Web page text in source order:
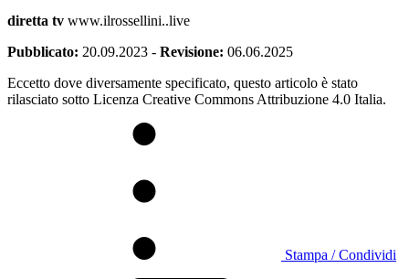
diretta tv www.ilrossellini..live
Pubblicato: 20.09.2023 - Revisione: 06.06.2025
Eccetto dove diversamente specificato, questo articolo è stato
rilasciato sotto Licenza Creative Commons Attribuzione 4.0 Italia.
Stampa / Condividi